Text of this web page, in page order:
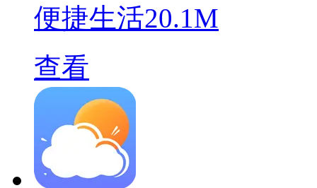
便捷生活20.1M
查看